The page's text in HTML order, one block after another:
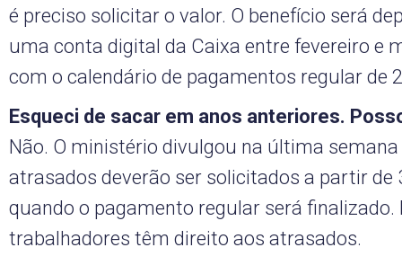
é preciso solicitar o valor. O benefício será
uma conta digital da Caixa entre fevereiro e
com o calendário de pagamentos regular de
Esqueci de sacar em anos anteriores.
Não. O ministério divulgou na última
atrasados deverão ser solicitados a partir de
quando o pagamento regular será finalizado.
trabalhadores têm direito aos atrasados.